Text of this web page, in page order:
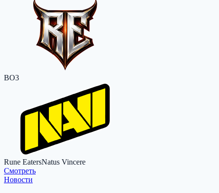
BO3
Rune EatersNatus Vincere
Cмотреть
Новости